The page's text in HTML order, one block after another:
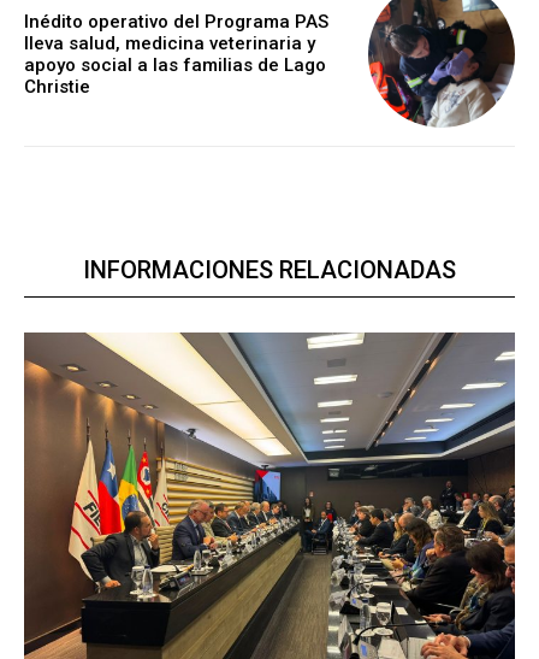
Inédito operativo del Programa PAS
lleva salud, medicina veterinaria y
apoyo social a las familias de Lago
Christie
INFORMACIONES RELACIONADAS